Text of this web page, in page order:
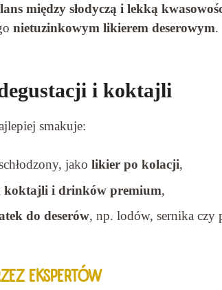
między słodyczą i lekką
nietuzinkowym likierem deserowym.
i koktajli
smakuje:
jako likier po kolacji,
koktajli i drinków premium,
do deserów, np. lodów, sernika czy
EKSPERTÓW